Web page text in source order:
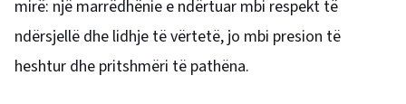
mirë: një marrëdhënie e ndërtuar mbi respekt të
ndërsjellë dhe lidhje të vërtetë, jo mbi presion të
heshtur dhe pritshmëri të pathëna.